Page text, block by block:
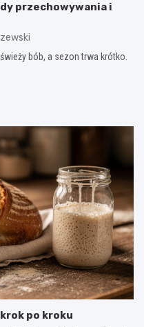
przechowywania i
bób, a sezon trwa krótko.
po kroku